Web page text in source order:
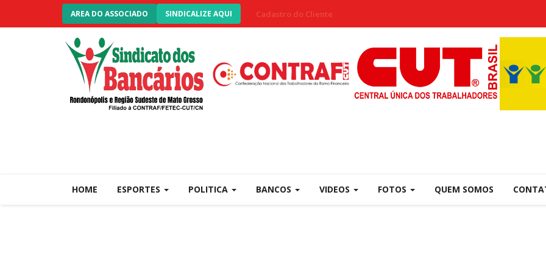
AREA DO ASSOCIADO SINDICALIZE AQUI Cadastro do Cliente
HOME ESPORTES POLITICA BANCOS VIDEOS FOTOS QUEM SOMOS